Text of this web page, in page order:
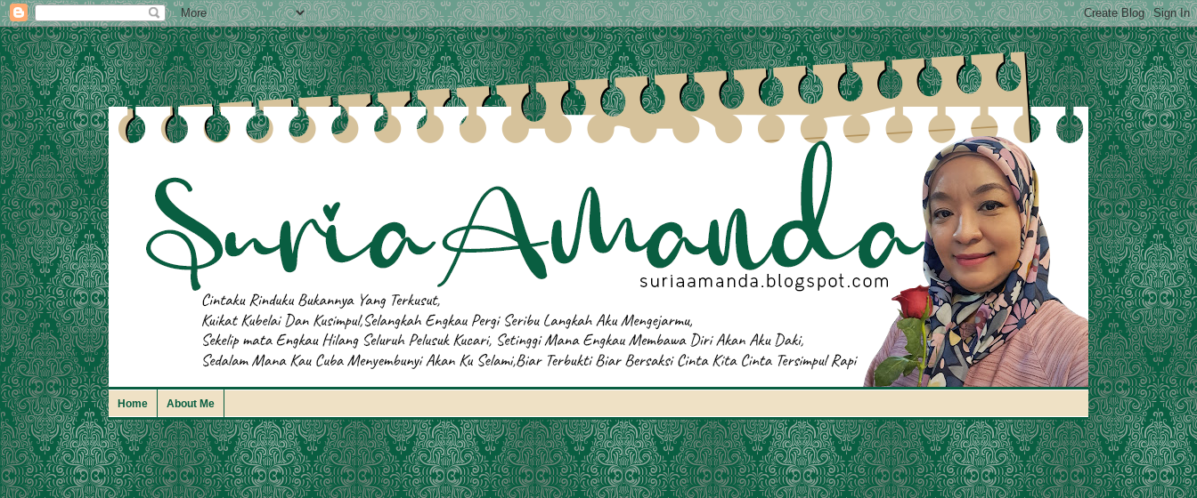
Home About Me